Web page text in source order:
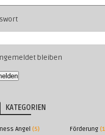
bleiben
KATEGORIEN
Angel (5) Förderung